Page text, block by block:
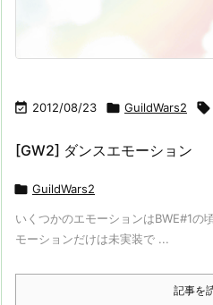
 2012/08/23  GuildWars2 
[GW2] ダンスエモーション
 GuildWars2
いくつかのエモーションはBWE#1の
モーションだけは未実装で ...
記事を